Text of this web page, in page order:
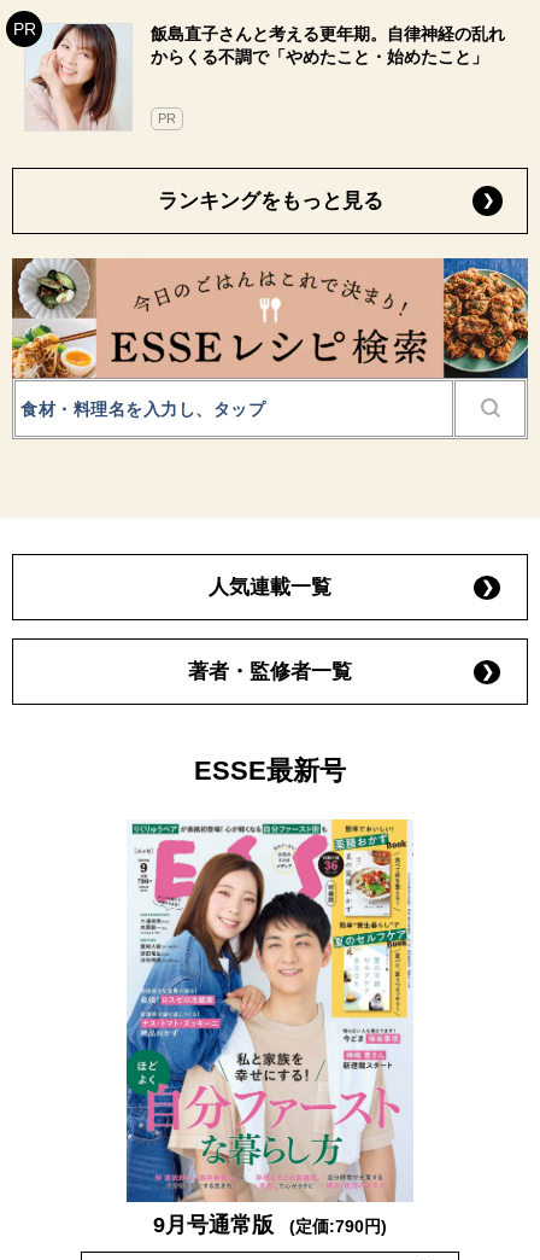
飯島直子さんと考える更年期。自律神経の乱れ
からくる不調で「やめたこと・始めたこと」
PR
ランキングをもっと見る
人気連載一覧
著者・監修者一覧
ESSE最新号
9月号通常版 (定価:790円)